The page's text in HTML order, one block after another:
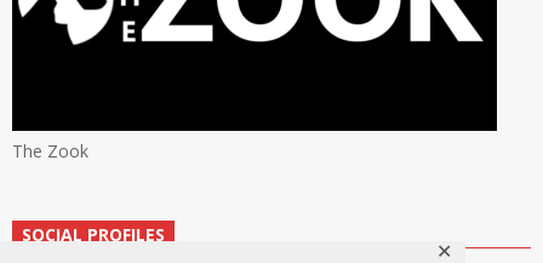
✕
The Zook
SOCIAL PROFILES